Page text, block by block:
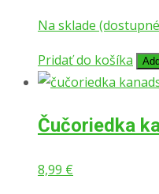
Na sklade
Pridať do košíka
Čučoriedka
8,99 €